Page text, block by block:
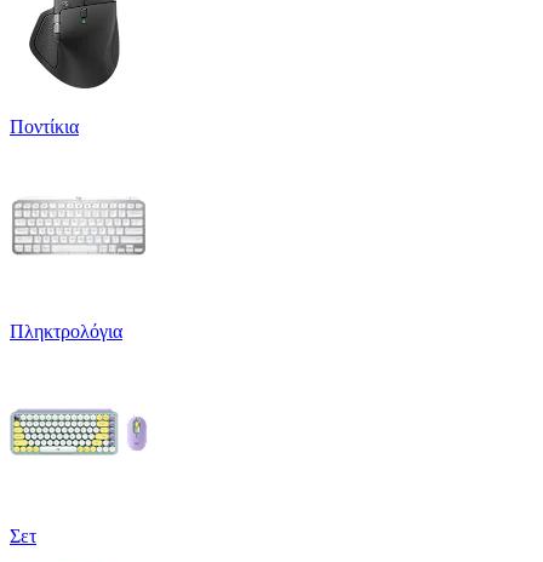
Ποντίκια
Πληκτρολόγια
Σετ